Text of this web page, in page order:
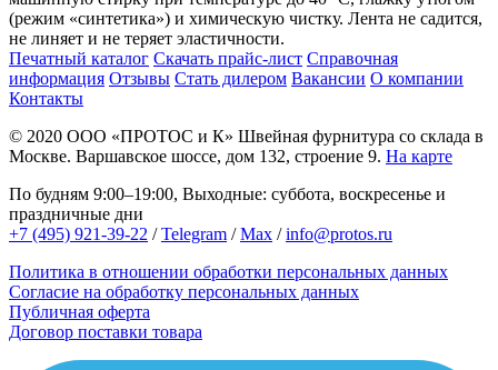
(режим «синтетика») и химическую чистку. Лента не садится,
не линяет и не теряет эластичности.
Печатный каталог Скачать прайс-лист Справочная
информация Отзывы Стать дилером Вакансии О компании
Контакты
© 2020 ООО «ПРОТОС и К» Швейная фурнитура со склада в
Москве. Варшавское шоссе, дом 132, строение 9. На карте
По будням 9:00–19:00, Выходные: суббота, воскресенье и
праздничные дни
+7 (495) 921-39-22 /Telegram /Max /info@protos.ru
Политика в отношении обработки персональных данных
Согласие на обработку персональных данных
Публичная оферта
Договор поставки товара